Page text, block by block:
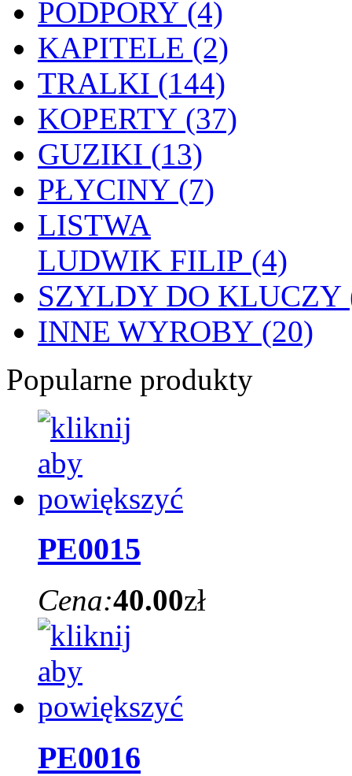
PODPORY (4)
KAPITELE (2)
TRALKI (144)
KOPERTY (37)
GUZIKI (13)
PŁYCINY (7)
LISTWA
LUDWIK FILIP (4)
SZYLDY DO KLUCZY
INNE WYROBY (20)
Popularne produkty
PE0015
Cena:40.00zł
PE0016